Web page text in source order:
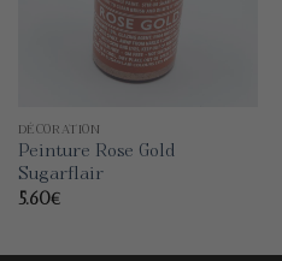
DÉCORATION
Peinture Rose Gold
Sugarflair
5.60€